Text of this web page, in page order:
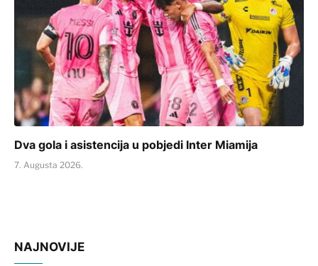
Dva gola i asistencija u pobjedi Inter Miamija
7. Augusta 2026.
NAJNOVIJE